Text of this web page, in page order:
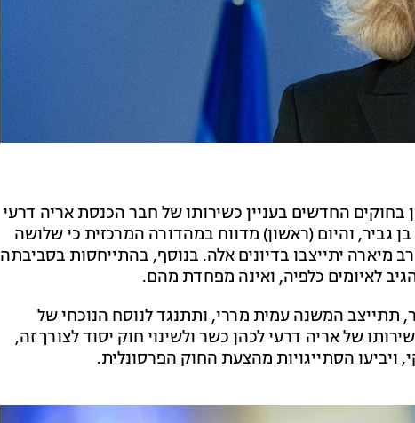
בחוקים החדשים בעניין כשירותו של חבר הכנסת אריה דרעי
גביר, והיום (ראשון) מדווח במהדורה המרכזית כי שלושה
יתייצבו בדיונים אלה. בנוסף, בהתייחסות בסביבתה
לאיומים כלפיה, ואינה מפחדת מהם.
תתייצב המשנה עמית מררי, ותתנגד לנוסח הנוכחי של
של אריה דרעי לכהן כשר ולשינוי חוק יסוד לצורך זה,
ויביעו הסתייגויות מהצעת החוק הפרסונלית.